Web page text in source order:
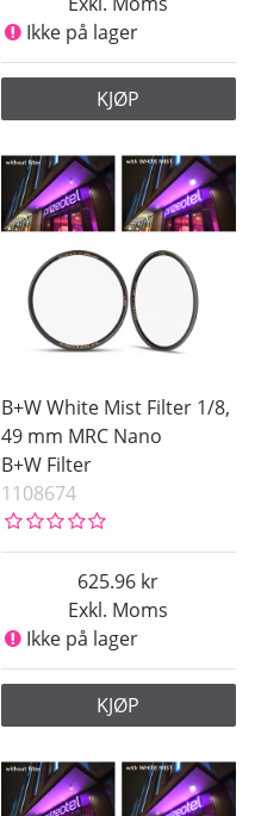
Ikke på lager
KJØP
B+W White Mist Filter 1/8,
49 mm MRC Nano
B+W Filter
1108674
Exkl. Moms
625.96
Ikke på lager
KJØP